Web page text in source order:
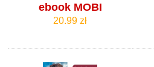
ebook MOBI
20.99 zł